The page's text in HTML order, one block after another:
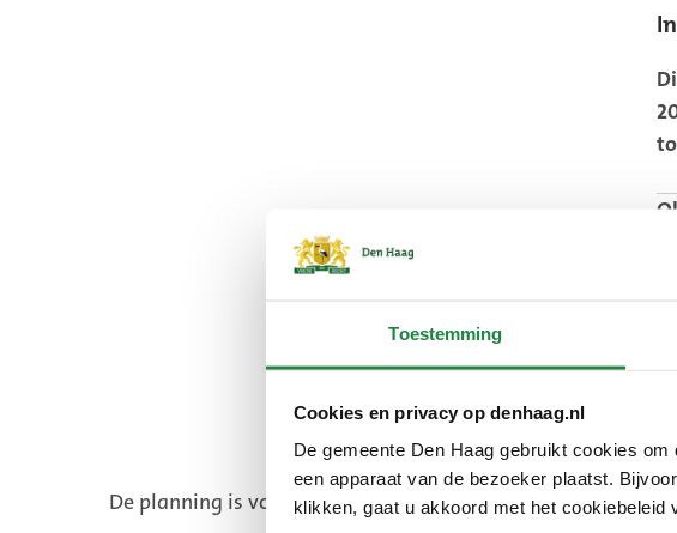
Toestemming
Cookies en privacy op denhaag.nl
De gemeente Den Haag gebruikt cookies
een apparaat van de bezoeker plaatst.
klikken, gaat u akkoord met het cookiebeleid
De planning is voorlopig en kan nog veranderen.